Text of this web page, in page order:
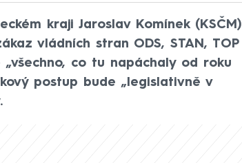
kraji Jaroslav Komínek (KSČM)
vládních stran ODS, STAN, TOP
co tu napáchaly od roku
postup bude „legislativně v